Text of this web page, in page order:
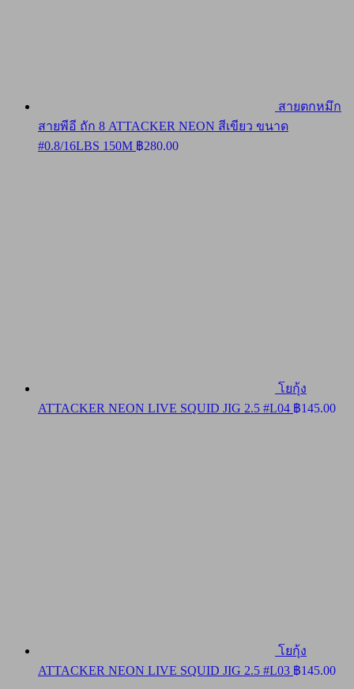
สายตกหมึก
สายพีอี ถัก 8 ATTACKER NEON สีเขียว ขนาด
#0.8/16LBS 150M ฿280.00
โยกุ้ง
ATTACKER NEON LIVE SQUID JIG 2.5 #L04 ฿145.00
โยกุ้ง
ATTACKER NEON LIVE SQUID JIG 2.5 #L03 ฿145.00